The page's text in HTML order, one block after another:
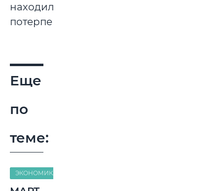
находился
потерпевший.
Еще
по
теме:
ЭКОНОМИКА